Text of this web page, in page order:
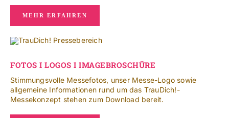
MEHR ERFAHREN
FOTOS I LOGOS I IMAGEBROSCHÜRE
Stimmungsvolle Messefotos, unser Messe-Logo sowie
allgemeine Informationen rund um das TrauDich!-
Messekonzept stehen zum Download bereit.